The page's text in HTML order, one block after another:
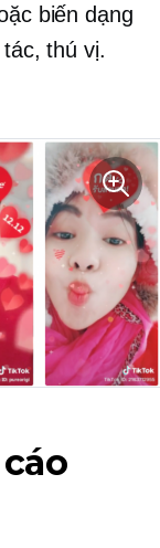
biến dạng
thú vị.